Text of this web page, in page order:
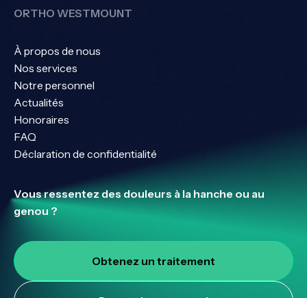
ORTHO WESTMOUNT
À propos de nous
Nos services
Notre personnel
Actualités
Honoraires
FAQ
Déclaration de confidentialité
Vous ressentez des douleurs à la hanche ou au
genou ?
Obtenez un traitement